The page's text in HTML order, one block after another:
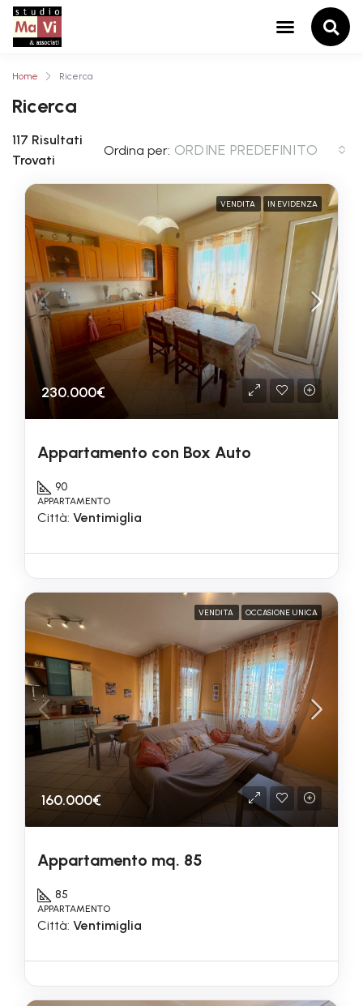
Home Ricerca
Ricerca
117 Risultati
Trovati
Ordina per: ORDINE PREDEFINITO
VENDITA IN EVIDENZA
230.000€
Appartamento con Box Auto
90
APPARTAMENTO
Città: Ventimiglia
VENDITA OCCASIONE UNICA
160.000€
Appartamento mq. 85
85
APPARTAMENTO
Città: Ventimiglia